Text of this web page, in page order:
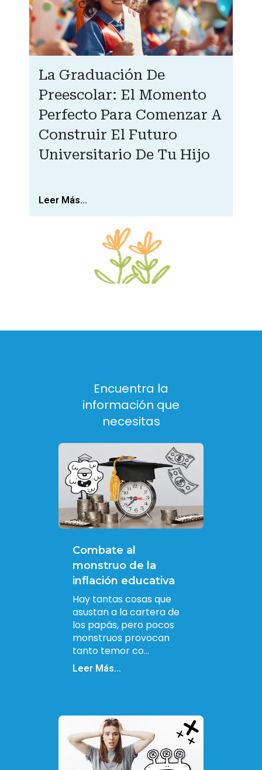
La Graduación De
Preescolar: El Momento
Perfecto Para Comenzar A
Construir El Futuro
Universitario De Tu Hijo
Leer Más...
Encuentra la
información que
necesitas
Combate al
monstruo de la
inflación educativa
Hay tantas cosas que
asustan a la cartera de
los papás, pero pocos
monstruos provocan
tanto temor co...
Leer Más...